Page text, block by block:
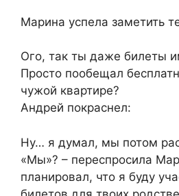
Марина успела заметить
Ого, так ты даже билеты
Просто пообещал
чужой квартире?
Андрей покраснел:
Ну… я думал, мы потом
«Мы»? – переспросила
планировал, что я буду